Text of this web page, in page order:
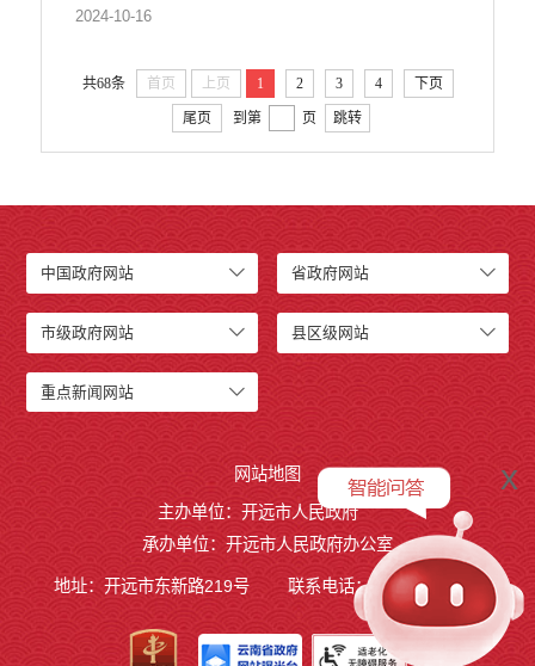
2024-10-16
共68条 首页 上页 1 2 3 4 下页
尾页 到第 页 跳转
中国政府网站 省政府网站
市级政府网站 县区级网站
重点新闻网站
网站地图
主办单位：开远市人民政府
承办单位：开远市人民政府办公室
地址：开远市东新路219号 联系电话：0873-7236877
x